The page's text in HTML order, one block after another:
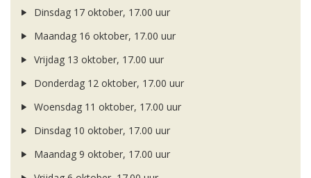
Dinsdag 17 oktober, 17.00 uur
Maandag 16 oktober, 17.00 uur
Vrijdag 13 oktober, 17.00 uur
Donderdag 12 oktober, 17.00 uur
Woensdag 11 oktober, 17.00 uur
Dinsdag 10 oktober, 17.00 uur
Maandag 9 oktober, 17.00 uur